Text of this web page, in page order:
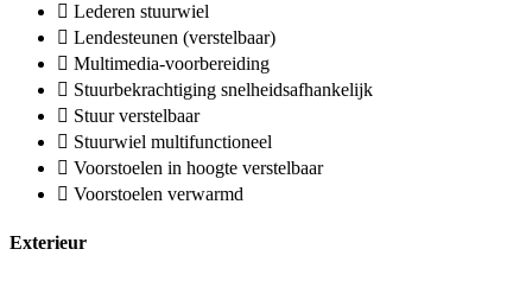
Lederen stuurwiel
Lendesteunen (verstelbaar)
Multimedia-voorbereiding
Stuurbekrachtiging snelheidsafhankelijk
Stuur verstelbaar
Stuurwiel multifunctioneel
Voorstoelen in hoogte verstelbaar
Voorstoelen verwarmd
Exterieur